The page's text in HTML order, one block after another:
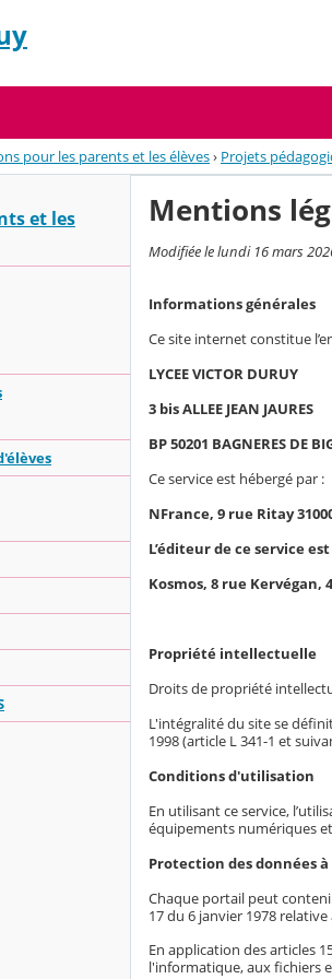
pour les parents et les élèves› Projets
et les Mentions
Modifiée le lundi 16 mars
Informations générales
Ce site internet constitue
LYCEE VICTOR DURUY
3 bis ALLEE JEAN JAURES
BP 50201 BAGNERES DE
Ce service est hébergé par :
NFrance, 9 rue Ritay
L’éditeur de ce service est
Kosmos, 8 rue Kervégan,
Propriété intellectuelle
Droits de propriété
L'intégralité du site se
1998 (article L 341-1 et
Conditions d'utilisation
En utilisant ce service,
équipements numériques
Protection des données
Chaque portail peut
17 du 6 janvier 1978
En application des articles
l'informatique, aux fichiers